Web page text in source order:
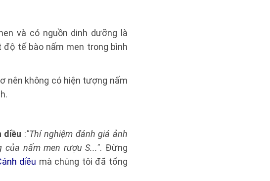
và có nguồn dinh dưỡng là
tế bào nấm men trong bình
nên không có hiện tượng nấm
diều :"Thí nghiệm đánh giá ảnh
nấm men rượu S...". Đừng
diều mà chúng tôi đã tổng